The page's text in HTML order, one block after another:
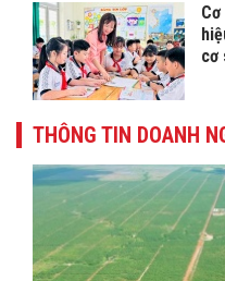
cơ
THÔNG TIN DOANH